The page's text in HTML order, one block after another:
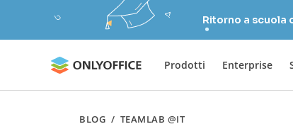
Ritorno a scuola
Prodotti Enterprise
BLOG / TEAMLAB @IT